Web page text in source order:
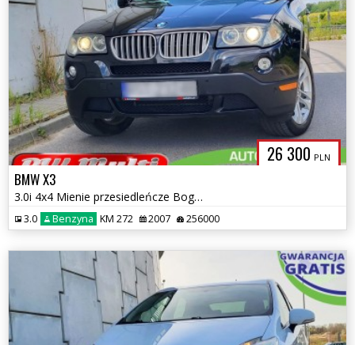
26 300 PLN
BMW X3
3.0i 4x4 Mienie przesiedleńcze Bogate wyposażenie ZAMIANA GWARANCJA!
3.0 Benzyna KM 272 2007 256000